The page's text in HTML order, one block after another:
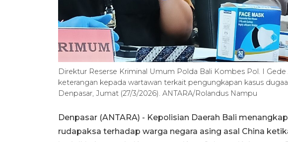
Direktur Reserse Kriminal Umum Polda Bali Kombes Pol. I
keterangan kepada wartawan terkait pengungkapan kasus
Denpasar, Jumat (27/3/2026). ANTARA/Rolandus Nampu
Denpasar (ANTARA) - Kepolisian Daerah Bali
rudapaksa terhadap warga negara asing asal China